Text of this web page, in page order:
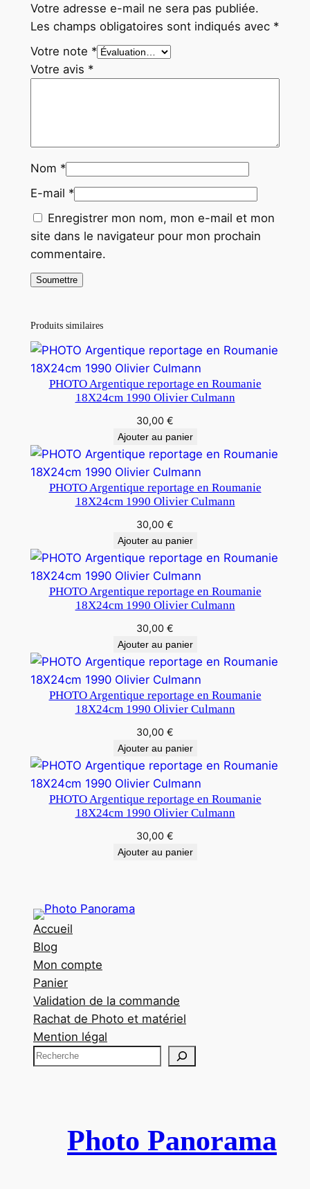
Votre adresse e-mail ne sera pas publiée.
Les champs obligatoires sont indiqués avec *
Votre note *
Votre avis *
Nom *
E-mail *
Enregistrer mon nom, mon e-mail et mon
site dans le navigateur pour mon prochain
commentaire.
Produits similaires
PHOTO Argentique reportage en Roumanie
18X24cm 1990 Olivier Culmann
30,00 €
Ajouter au panier
PHOTO Argentique reportage en Roumanie
18X24cm 1990 Olivier Culmann
30,00 €
Ajouter au panier
PHOTO Argentique reportage en Roumanie
18X24cm 1990 Olivier Culmann
30,00 €
Ajouter au panier
PHOTO Argentique reportage en Roumanie
18X24cm 1990 Olivier Culmann
30,00 €
Ajouter au panier
PHOTO Argentique reportage en Roumanie
18X24cm 1990 Olivier Culmann
30,00 €
Ajouter au panier
Accueil
Blog
Mon compte
Panier
Validation de la commande
Rachat de Photo et matériel
Mention légal
R
Photo Panorama